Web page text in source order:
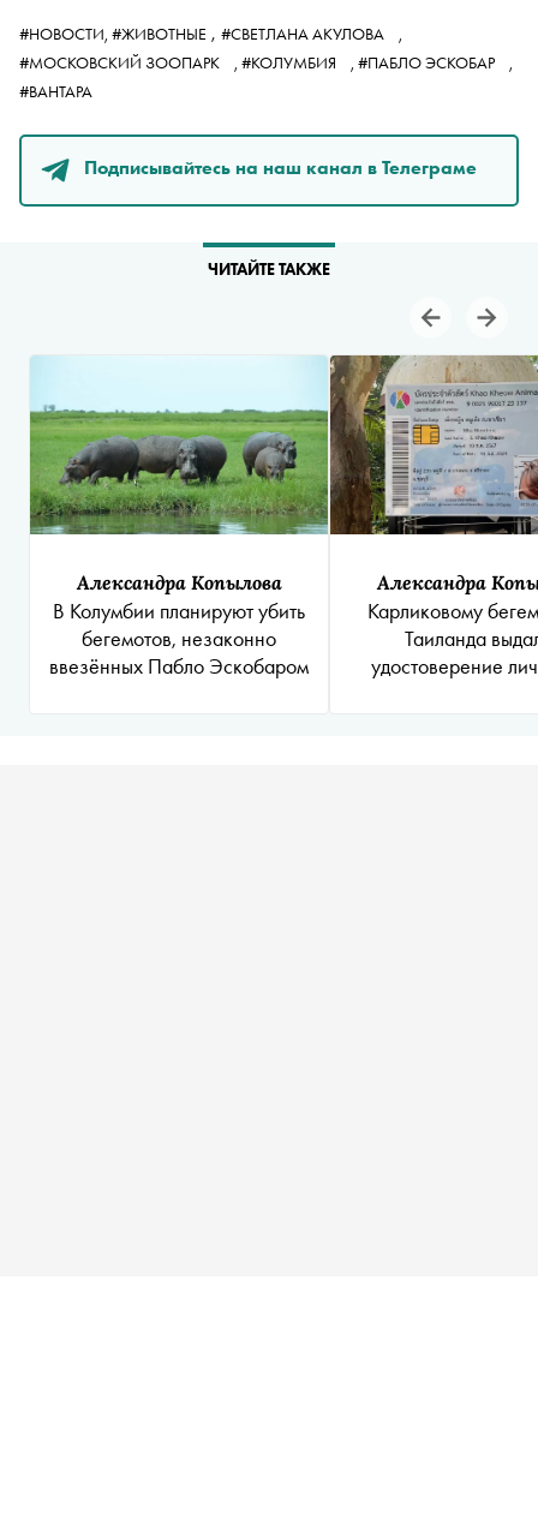
#НОВОСТИ, #ЖИВОТНЫЕ , #СВЕТЛАНА АКУЛОВА
,
#МОСКОВСКИЙ ЗООПАРК
, #КОЛУМБИЯ , #ПАБЛО ЭСКОБАР
,
#ВАНТАРА
Подписывайтесь на наш канал в Телеграме
ЧИТАЙТЕ ТАКЖЕ
Александра Копылова
В Колумбии планируют убить
бегемотов, незаконно
ввезённых Пабло Эскобаром
Александра
Карликовому
Таиланда
удостоверение